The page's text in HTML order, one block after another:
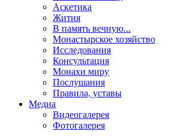
Аскетика
Жития
В память вечную...
Монастырское хозяйство
Исследования
Консультация
Монахи миру
Послушания
Правила, уставы
Медиа
Видеогалерея
Фотогалерея